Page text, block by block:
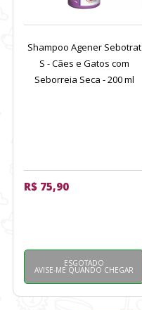
Shampoo Agener Sebotrat
S - Cães e Gatos com
Seborreia Seca - 200 ml
R$ 75,90
ESGOTADO
AVISE-ME QUANDO CHEGAR